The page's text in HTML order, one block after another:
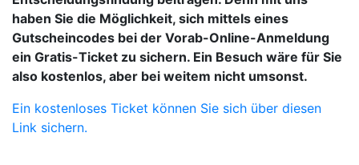
haben Sie die Möglichkeit, sich mittels eines
Gutscheincodes bei der Vorab-Online-Anmeldung
ein Gratis-Ticket zu sichern. Ein Besuch wäre für Sie
also kostenlos, aber bei weitem nicht umsonst.
Ein kostenloses Ticket können Sie sich über diesen
Link sichern.